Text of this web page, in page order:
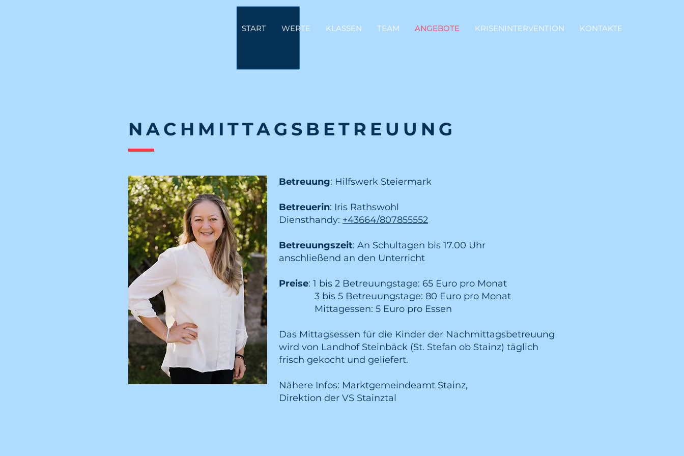
START WERTE KLASSEN TEAM ANGEBOTE KRISENINTERVENTION KONTAKTE
NACHMITTAGSBETREUUNG
Betreuung: Hilfswerk Steiermark
Betreuerin: Iris Rathswohl
Diensthandy: +43664/807855552
Betreuungszeit: An Schultagen bis 17.00 Uhr
anschließend an den Unterricht
Preise: 1 bis 2 Betreuungstage: 65 Euro pro Monat
3 bis 5 Betreuungstage: 80 Euro pro Monat
Mittagessen: 5 Euro pro Essen
Das Mittagsessen für die Kinder der Nachmittagsbetreuung
wird von Landhof Steinbäck (St. Stefan ob Stainz) täglich
frisch gekocht und geliefert.
Nähere Infos: Marktgemeindeamt Stainz,
Direktion der VS Stainztal